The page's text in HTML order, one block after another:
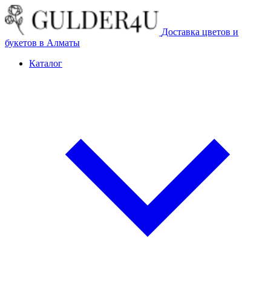
Доставка цветов и
букетов в Алматы
Каталог